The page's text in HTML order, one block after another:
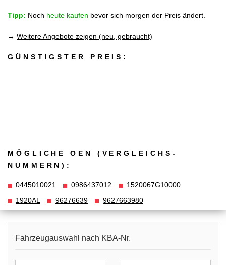
Tipp: Noch heute kaufen bevor sich morgen der Preis ändert.
→ Weitere Angebote zeigen (neu, gebraucht)
GÜNSTIGSTER PREIS:
MÖGLICHE OEN (VERGLEICHS­
NUMMERN):
0445010021 0986437012
1520067G10000
1920AL
96276639 9627663980
Fahrzeugauswahl nach KBA-Nr.